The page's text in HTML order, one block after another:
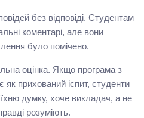
без відповіді. Студентам
коментарі, але вони
було помічено.
оцінка. Якщо програма з
прихований іспит, студенти
думку, хоче викладач, а не
розуміють.